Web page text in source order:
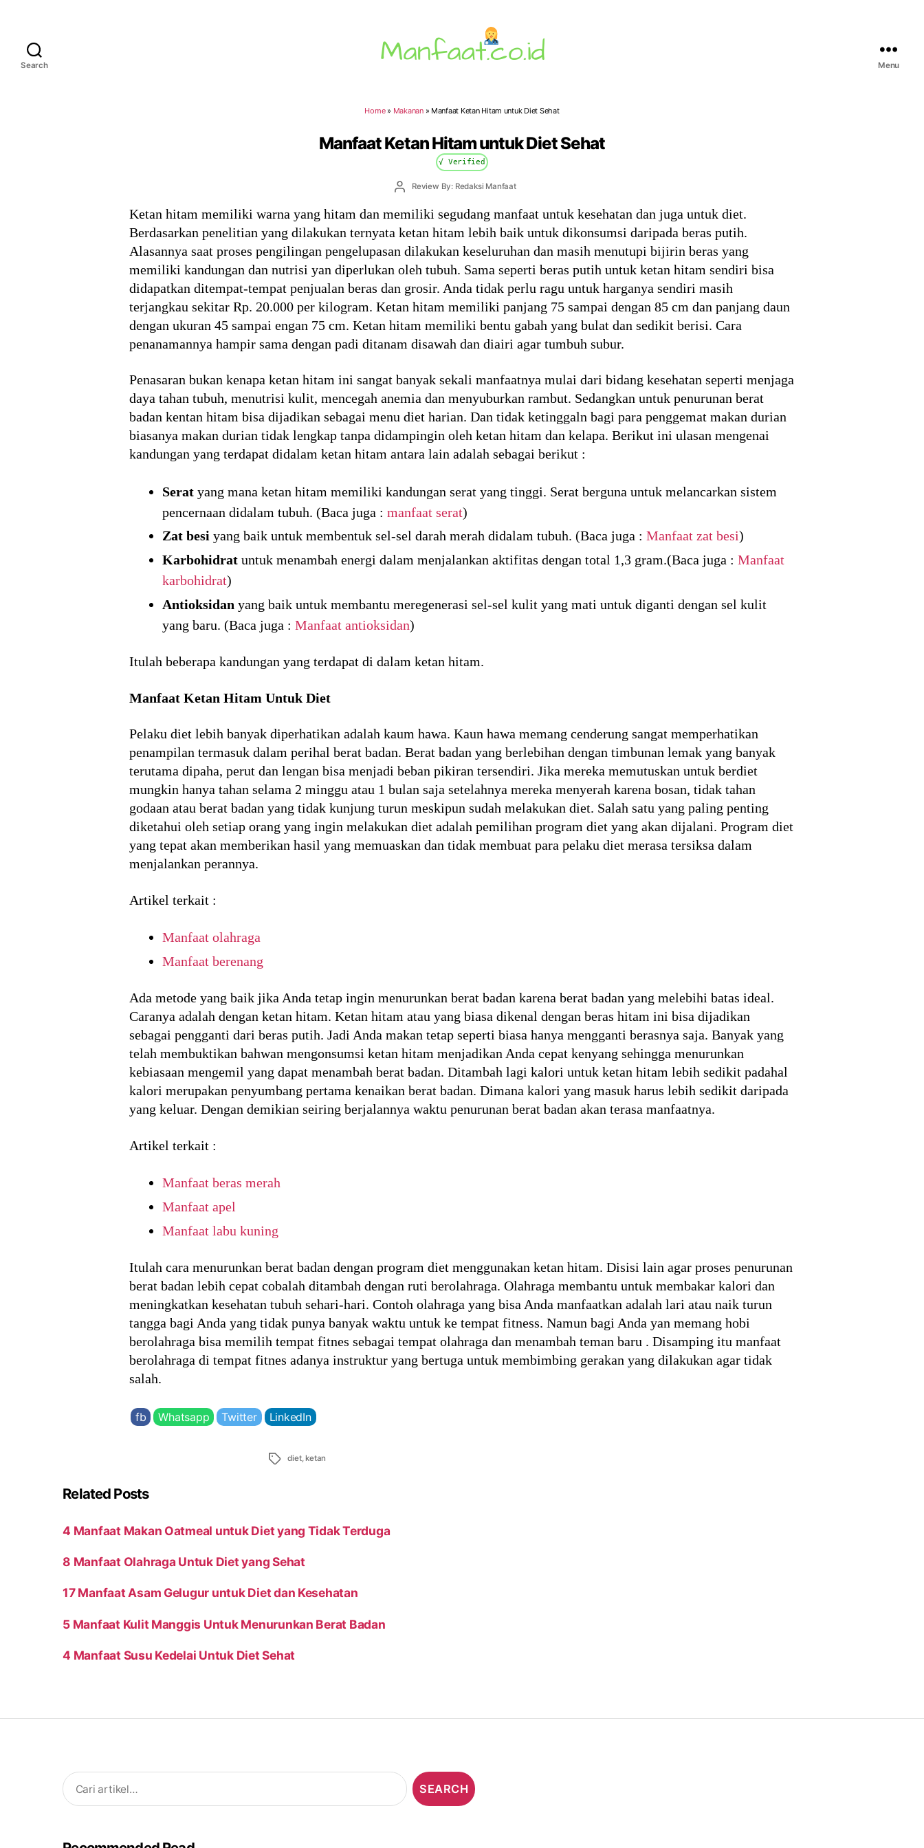
Search Menu
Home» Makanan» Manfaat Ketan Hitam untuk Diet Sehat
Manfaat Ketan Hitam untuk Diet Sehat
√ Verified
PostReview By: Redaksi Manfaat
Ketan hitam memiliki warna yang hitam dan memiliki segudang manfaat untuk kesehatan dan juga untuk diet.
Berdasarkan penelitian yang dilakukan ternyata ketan hitam lebih baik untuk dikonsumsi daripada beras putih.
Alasannya saat proses pengilingan pengelupasan dilakukan keseluruhan dan masih menutupi bijirin beras yang
memiliki kandungan dan nutrisi yan diperlukan oleh tubuh. Sama seperti beras putih untuk ketan hitam sendiri bisa
didapatkan ditempat-tempat penjualan beras dan grosir. Anda tidak perlu ragu untuk harganya sendiri masih
terjangkau sekitar Rp. 20.000 per kilogram. Ketan hitam memiliki panjang 75 sampai dengan 85 cm dan panjang daun
dengan ukuran 45 sampai engan 75 cm. Ketan hitam memiliki bentu gabah yang bulat dan sedikit berisi. Cara
penanamannya hampir sama dengan padi ditanam disawah dan diairi agar tumbuh subur.
Penasaran bukan kenapa ketan hitam ini sangat banyak sekali manfaatnya mulai dari bidang kesehatan seperti menjaga
daya tahan tubuh, menutrisi kulit, mencegah anemia dan menyuburkan rambut. Sedangkan untuk penurunan berat
badan kentan hitam bisa dijadikan sebagai menu diet harian. Dan tidak ketinggaln bagi para penggemat makan durian
biasanya makan durian tidak lengkap tanpa didampingin oleh ketan hitam dan kelapa. Berikut ini ulasan mengenai
kandungan yang terdapat didalam ketan hitam antara lain adalah sebagai berikut :
Seratyang mana ketan hitam memiliki kandungan serat yang tinggi. Serat berguna untuk melancarkan sistem
pencernaan didalam tubuh. (Baca juga : manfaat serat)
Zat besi yang baik untuk membentuk sel-sel darah merah didalam tubuh. (Baca juga : Manfaat zat besi)
Karbohidratuntuk menambah energi dalam menjalankan aktifitas dengan total 1,3 gram.(Baca juga : Manfaat
karbohidrat)
Antioksidan yang baik untuk membantu meregenerasi sel-sel kulit yang mati untuk diganti dengan sel kulit
yang baru. (Baca juga : Manfaat antioksidan)
Itulah beberapa kandungan yang terdapat di dalam ketan hitam.
Manfaat Ketan Hitam Untuk Diet
Pelaku diet lebih banyak diperhatikan adalah kaum hawa. Kaun hawa memang cenderung sangat memperhatikan
penampilan termasuk dalam perihal berat badan. Berat badan yang berlebihan dengan timbunan lemak yang banyak
terutama dipaha, perut dan lengan bisa menjadi beban pikiran tersendiri. Jika mereka memutuskan untuk berdiet
mungkin hanya tahan selama 2 minggu atau 1 bulan saja setelahnya mereka menyerah karena bosan, tidak tahan
godaan atau berat badan yang tidak kunjung turun meskipun sudah melakukan diet. Salah satu yang paling penting
diketahui oleh setiap orang yang ingin melakukan diet adalah pemilihan program diet yang akan dijalani. Program diet
yang tepat akan memberikan hasil yang memuaskan dan tidak membuat para pelaku diet merasa tersiksa dalam
menjalankan perannya.
Artikel terkait :
Manfaat olahraga
Manfaat berenang
Ada metode yang baik jika Anda tetap ingin menurunkan berat badan karena berat badan yang melebihi batas ideal.
Caranya adalah dengan ketan hitam. Ketan hitam atau yang biasa dikenal dengan beras hitam ini bisa dijadikan
sebagai pengganti dari beras putih. Jadi Anda makan tetap seperti biasa hanya mengganti berasnya saja. Banyak yang
telah membuktikan bahwan mengonsumsi ketan hitam menjadikan Anda cepat kenyang sehingga menurunkan
kebiasaan mengemil yang dapat menambah berat badan. Ditambah lagi kalori untuk ketan hitam lebih sedikit padahal
kalori merupakan penyumbang pertama kenaikan berat badan. Dimana kalori yang masuk harus lebih sedikit daripada
yang keluar. Dengan demikian seiring berjalannya waktu penurunan berat badan akan terasa manfaatnya.
Artikel terkait :
Manfaat beras merah
Manfaat apel
Manfaat labu kuning
Itulah cara menurunkan berat badan dengan program diet menggunakan ketan hitam. Disisi lain agar proses penurunan
berat badan lebih cepat cobalah ditambah dengan ruti berolahraga. Olahraga membantu untuk membakar kalori dan
meningkatkan kesehatan tubuh sehari-hari. Contoh olahraga yang bisa Anda manfaatkan adalah lari atau naik turun
tangga bagi Anda yang tidak punya banyak waktu untuk ke tempat fitness. Namun bagi Anda yan memang hobi
berolahraga bisa memilih tempat fitnes sebagai tempat olahraga dan menambah teman baru . Disamping itu manfaat
berolahraga di tempat fitnes adanya instruktur yang bertuga untuk membimbing gerakan yang dilakukan agar tidak
salah.
fb Whatsapp Twitter LinkedIn
Tags diet, ketan
Related Posts
4 Manfaat Makan Oatmeal untuk Diet yang Tidak Terduga
8 Manfaat Olahraga Untuk Diet yang Sehat
17 Manfaat Asam Gelugur untuk Diet dan Kesehatan
5 Manfaat Kulit Manggis Untuk Menurunkan Berat Badan
4 Manfaat Susu Kedelai Untuk Diet Sehat
Search
for: